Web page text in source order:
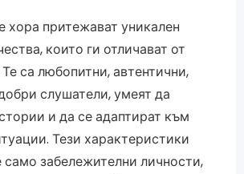
хора притежават уникален
които ги отличават от
са любопитни, автентични,
слушатели, умеят да
и да се адаптират към
Тези характеристики
само забележителни личности,